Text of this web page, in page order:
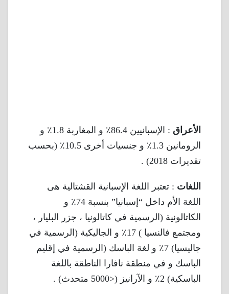
الأعراق
: الإسبانيين 86.4٪ و المغاربة 1.8٪ و
الرومانين 1.3٪ و جنسيات أخرى 10.5٪ (بحسب
تقديرات 2018) .
اللغات : تعتبر اللغة الإسبانية القشتالية هى
اللغة الأم داخل “إسبانيا” بنسبة 74٪ و
الكاتالونية (الرسمية في كاتالونيا ، جزر البليار ،
ومجتمع فالنسيا ) 17٪ و الجاليكية (الرسمية في
جاليسيا) 7٪ و لغة الباسك (الرسمية في إقليم
الباسك و في منطقة نافارا الناطقة باللغة
الباسكية) 2٪ و الآرانيز (<5000 متحدث) .